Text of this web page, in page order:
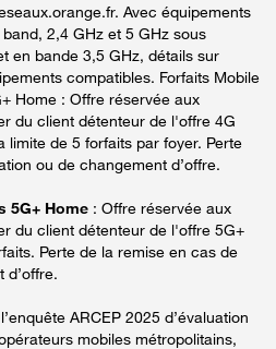
Avec équipements
2,4 GHz et 5 GHz sous
en bande 3,5 GHz, détails sur
compatibles. Forfaits Mobile
Home : Offre réservée aux
du client détenteur de l'offre 4G
limite de 5 forfaits par foyer. Perte
ou de changement d’offre.
5G+ Home : Offre réservée aux
du client détenteur de l'offre 5G+
Perte de la remise en cas de
d’offre.
ARCEP 2025 d’évaluation
mobiles métropolitains,